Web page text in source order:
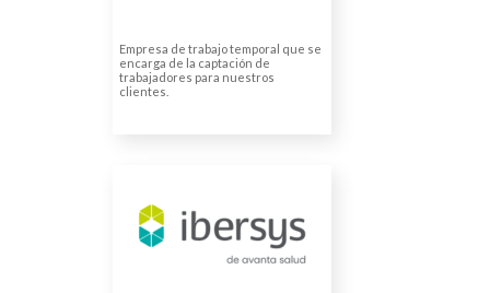
Empresa de trabajo temporal que se
encarga de la captación de
trabajadores para nuestros
clientes.
Traducción de cuestionarios y
encuestas